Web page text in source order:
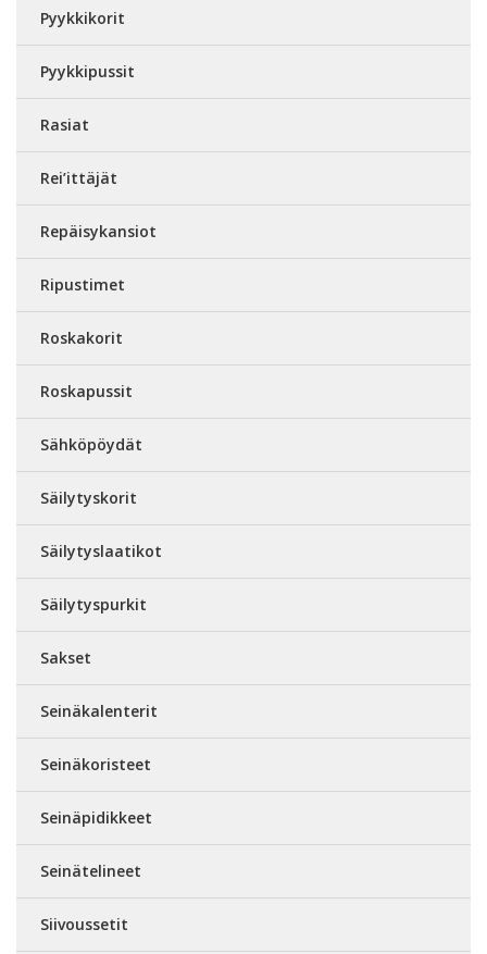
Pyykkikorit
Pyykkipussit
Rasiat
Rei’ittäjät
Repäisykansiot
Ripustimet
Roskakorit
Roskapussit
Sähköpöydät
Säilytyskorit
Säilytyslaatikot
Säilytyspurkit
Sakset
Seinäkalenterit
Seinäkoristeet
Seinäpidikkeet
Seinätelineet
Siivoussetit